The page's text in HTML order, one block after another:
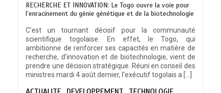
RECHERCHE ET INNOVATION: Le Togo ouvre la voie pour
l’enracinement du génie génétique et de la biotechnologie
C’est un tournant décisif pour la communauté
scientifique togolaise. En effet, le Togo, qui
ambitionne de renforcer ses capacités en matière de
recherche, d’innovation et de biotechnologie, vient de
prendre une décision stratégique. Réuni en conseil des
ministres mardi 4 août dernier, l’exécutif togolais a […]